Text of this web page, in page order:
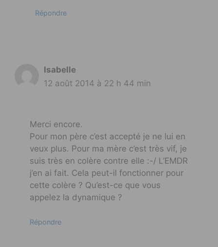
Répondre
Isabelle
12 août 2014 à 22 h 44 min
Merci encore.
Pour mon père c’est accepté je ne lui en
veux plus. Pour ma mère c’est très vif, je
suis très en colère contre elle :-/ L’EMDR
j’en ai fait. Cela peut-il fonctionner pour
cette colère ? Qu’est-ce que vous
appelez la dynamique ?
Répondre